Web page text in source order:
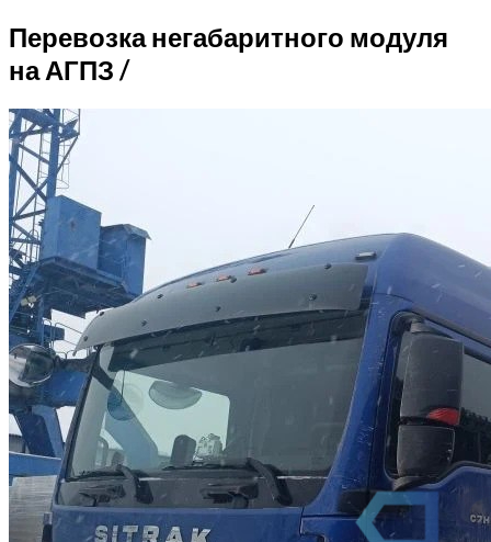
Перевозка негабаритного модуля
на АГПЗ /